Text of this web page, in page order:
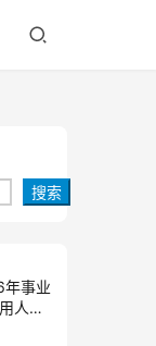
搜索
年事业
人员